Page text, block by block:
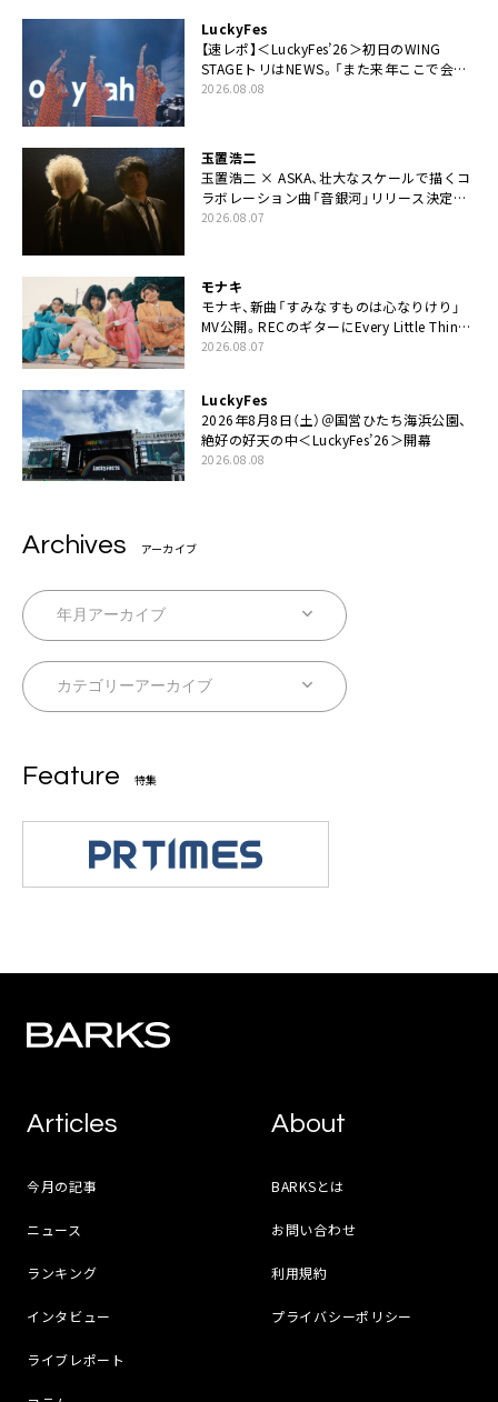
LuckyFes
【速レポ】＜LuckyFes’26＞初日のWING
STAGEトリはNEWS。「また来年ここで会い
ましょう！」
2026.08.08
玉置浩二
玉置浩二 × ASKA、壮大なスケールで描くコ
ラボレーション曲「音銀河」リリース決定。
カップリングには新曲「命の宿り」収録も
2026.08.07
モナキ
モナキ、新曲「すみなすものは心なりけり」
MV公開。RECのギターにEvery Little Thing・
伊藤一朗参加も
2026.08.07
LuckyFes
2026年8月8日（土）＠国営ひたち海浜公園、
絶好の好天の中＜LuckyFes’26＞開幕
2026.08.08
Archives アーカイブ
Feature 特集
Articles
今月の記事
ニュース
ランキング
インタビュー
ライブレポート
About
BARKSとは
お問い合わせ
利用規約
プライバシーポリシー